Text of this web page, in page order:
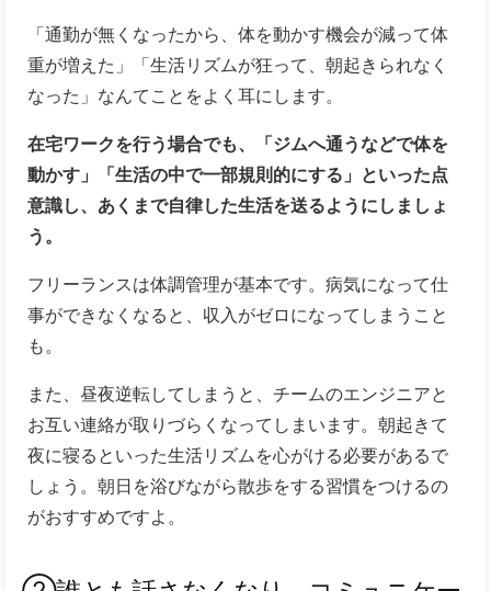
「通勤が無くなったから、体を動かす機会が減って体
重が増えた」「生活リズムが狂って、朝起きられなく
なった」なんてことをよく耳にします。
在宅ワークを行う場合でも、「ジムへ通うなどで体を
動かす」「生活の中で一部規則的にする」といった点
意識し、あくまで自律した生活を送るようにしましょ
う。
フリーランスは体調管理が基本です。病気になって仕
事ができなくなると、収入がゼロになってしまうこと
も。
また、昼夜逆転してしまうと、チームのエンジニアと
お互い連絡が取りづらくなってしまいます。朝起きて
夜に寝るといった生活リズムを心がける必要があるで
しょう。朝日を浴びながら散歩をする習慣をつけるの
がおすすめですよ。